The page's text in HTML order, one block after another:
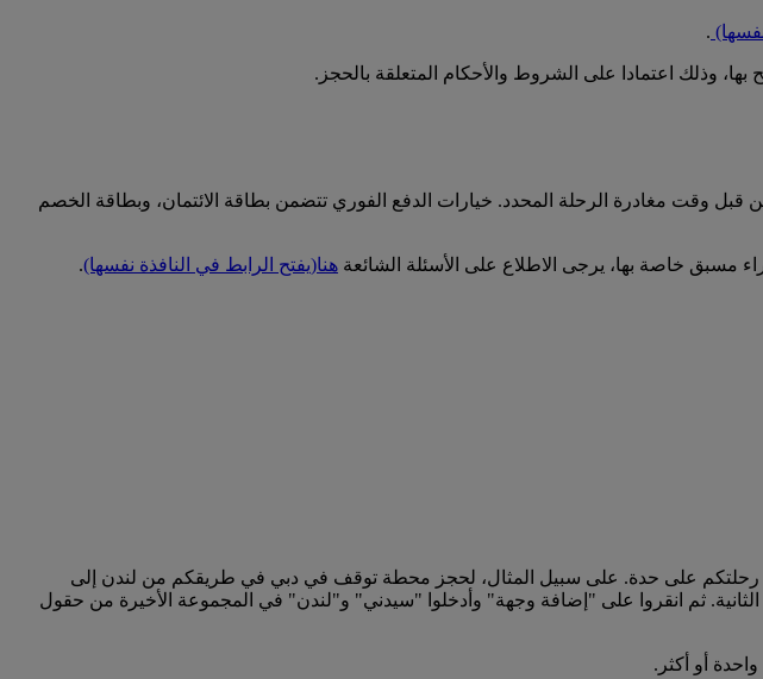
.
وذلك اعتمادا على الشروط والأحكام المتعلقة بالحجز.
قبل وقت مغادرة الرحلة المحدد. خيارات الدفع الفوري تتضمن بطاقة الائتمان، وبطاقة الخصم
مسبق خاصة بها، يرجى الاطلاع على الأسئلة الشائعة هنا(يفتح الرابط في النافذة نفسها).
على حدة. على سبيل المثال، لحجز محطة توقف في دبي في طريقكم من لندن إلى
ثم انقروا على "إضافة وجهة" وأدخلوا "سيدني" و"لندن" في المجموعة الأخيرة من حقول
أو أكثر.